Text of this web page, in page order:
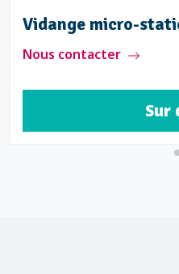
Vidange micro-
Nous contacter
Sur